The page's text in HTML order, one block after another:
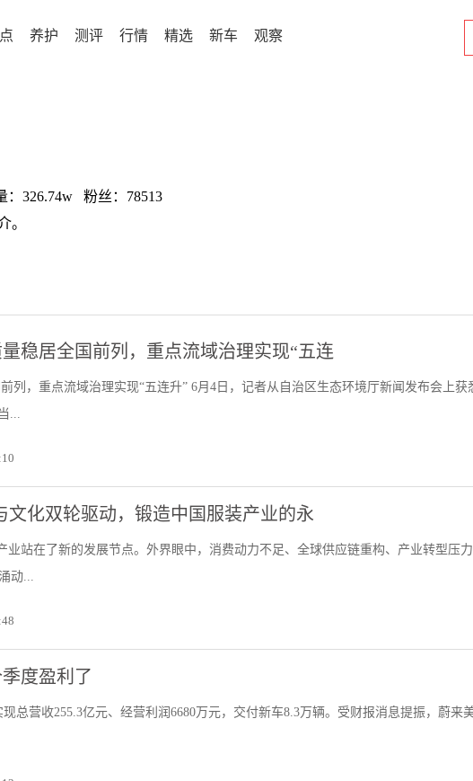
养护 测评 行情 精选 新车 观察
326.74w 粉丝：78513
。
稳居全国前列，重点流域治理实现“五连
列，重点流域治理实现“五连升” 6月4日，记者从自治区生态环境厅新闻发布会上获
...
文化双轮驱动，锻造中国服装产业的永
业站在了新的发展节点。外界眼中，消费动力不足、全球供应链重构、产业转型压
动...
度盈利了
总营收255.3亿元、经营利润6680万元，交付新车8.3万辆。受财报消息提振，蔚来